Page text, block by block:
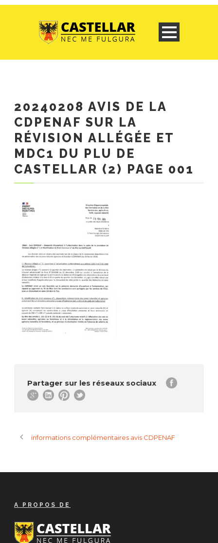
20240208 AVIS DE LA
CDPENAF SUR LA
RÉVISION ALLÉGÉE ET
MDC1 DU PLU DE
CASTELLAR (2) PAGE 001
Partager sur les réseaux sociaux
informations complémentaires avis CDPENAF
A PROPOS DE